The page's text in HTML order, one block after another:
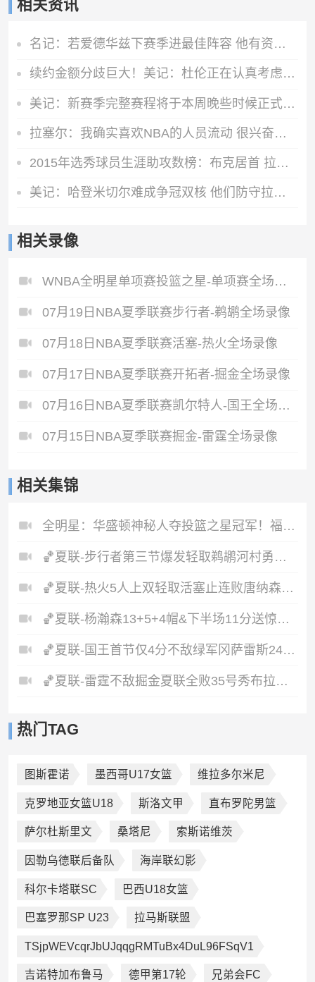
相关资讯
名记：若爱德华兹下赛季进最佳阵容 他有资格签超级顶薪续约合同
续约金额分歧巨大！美记：杜伦正在认真考虑接受960万资质报价
美记：新赛季完整赛程将于本周晚些时候正式对外公布
拉塞尔：我确实喜欢NBA的人员流动 很兴奋看到一些球队变强了
2015年选秀球员生涯助攻数榜：布克居首 拉塞尔第二 唐斯第五
美记：哈登米切尔难成争冠双核 他们防守拉胯且季后赛隐身
相关录像
WNBA全明星单项赛投篮之星-单项赛全场录像
07月19日NBA夏季联赛步行者-鹈鹕全场录像
07月18日NBA夏季联赛活塞-热火全场录像
07月17日NBA夏季联赛开拓者-掘金全场录像
07月16日NBA夏季联赛凯尔特人-国王全场录像
07月15日NBA夏季联赛掘金-雷霆全场录像
相关集锦
全明星：华盛顿神秘人夺投篮之星冠军！福德夺得三分大赛冠军！
🏀夏联-步行者第三节爆发轻取鹈鹕河村勇辉5+5+12斯劳森22分
🏀夏联-热火5人上双轻取活塞止连败唐纳森20+8+10奥科里27分
🏀夏联-杨瀚森13+5+4帽&下半场11分送惊艳妙传开拓者力克掘金
🏀夏联-国王首节仅4分不敌绿军冈萨雷斯24+10+5塞纳克10+12
🏀夏联-雷霆不敌掘金夏联全败35号秀布拉齐尔32+6马拉14+7+6
热门TAG
图斯霍诺 墨西哥U17女篮 维拉多尔米尼
克罗地亚女篮U18 斯洛文甲 直布罗陀男篮
萨尔杜斯里文 桑塔尼 索斯诺维茨
因勒乌德联后备队 海岸联幻影
科尔卡塔联SC 巴西U18女篮
巴塞罗那SP U23 拉马斯联盟
TSjpWEVcqrJbUJqqgRMTuBx4DuL96FSqV1
吉诺特加布鲁马 德甲第17轮 兄弟会FC